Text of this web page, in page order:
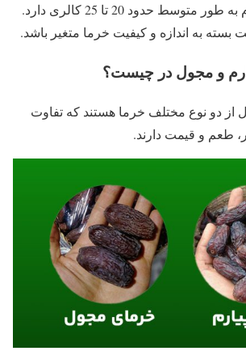
یک عدد خرمای پیارم به طور متوسط حدود 20 تا 25 کالری دارد.
به اندازه و کیفیت خرما متغیر باشد.
و مجول در چیست؟
از دو نوع مختلف خرما هستند که تفاوت‌
طعم و قیمت دارند.